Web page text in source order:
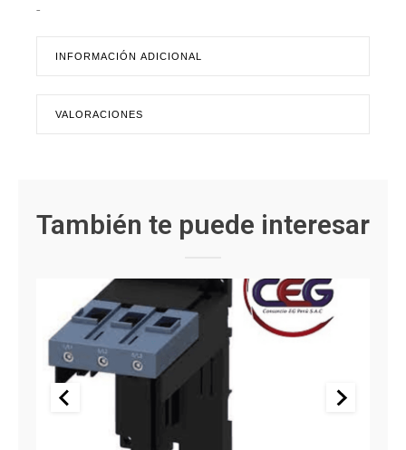
-
INFORMACIÓN ADICIONAL
VALORACIONES
También te puede interesar